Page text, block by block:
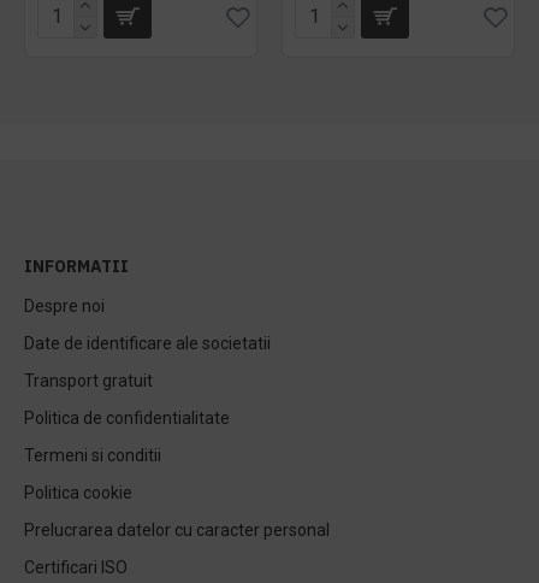
INFORMATII
Despre noi
Date de identificare ale societatii
Transport gratuit
Politica de confidentialitate
Termeni si conditii
Politica cookie
Prelucrarea datelor cu caracter personal
Certificari ISO